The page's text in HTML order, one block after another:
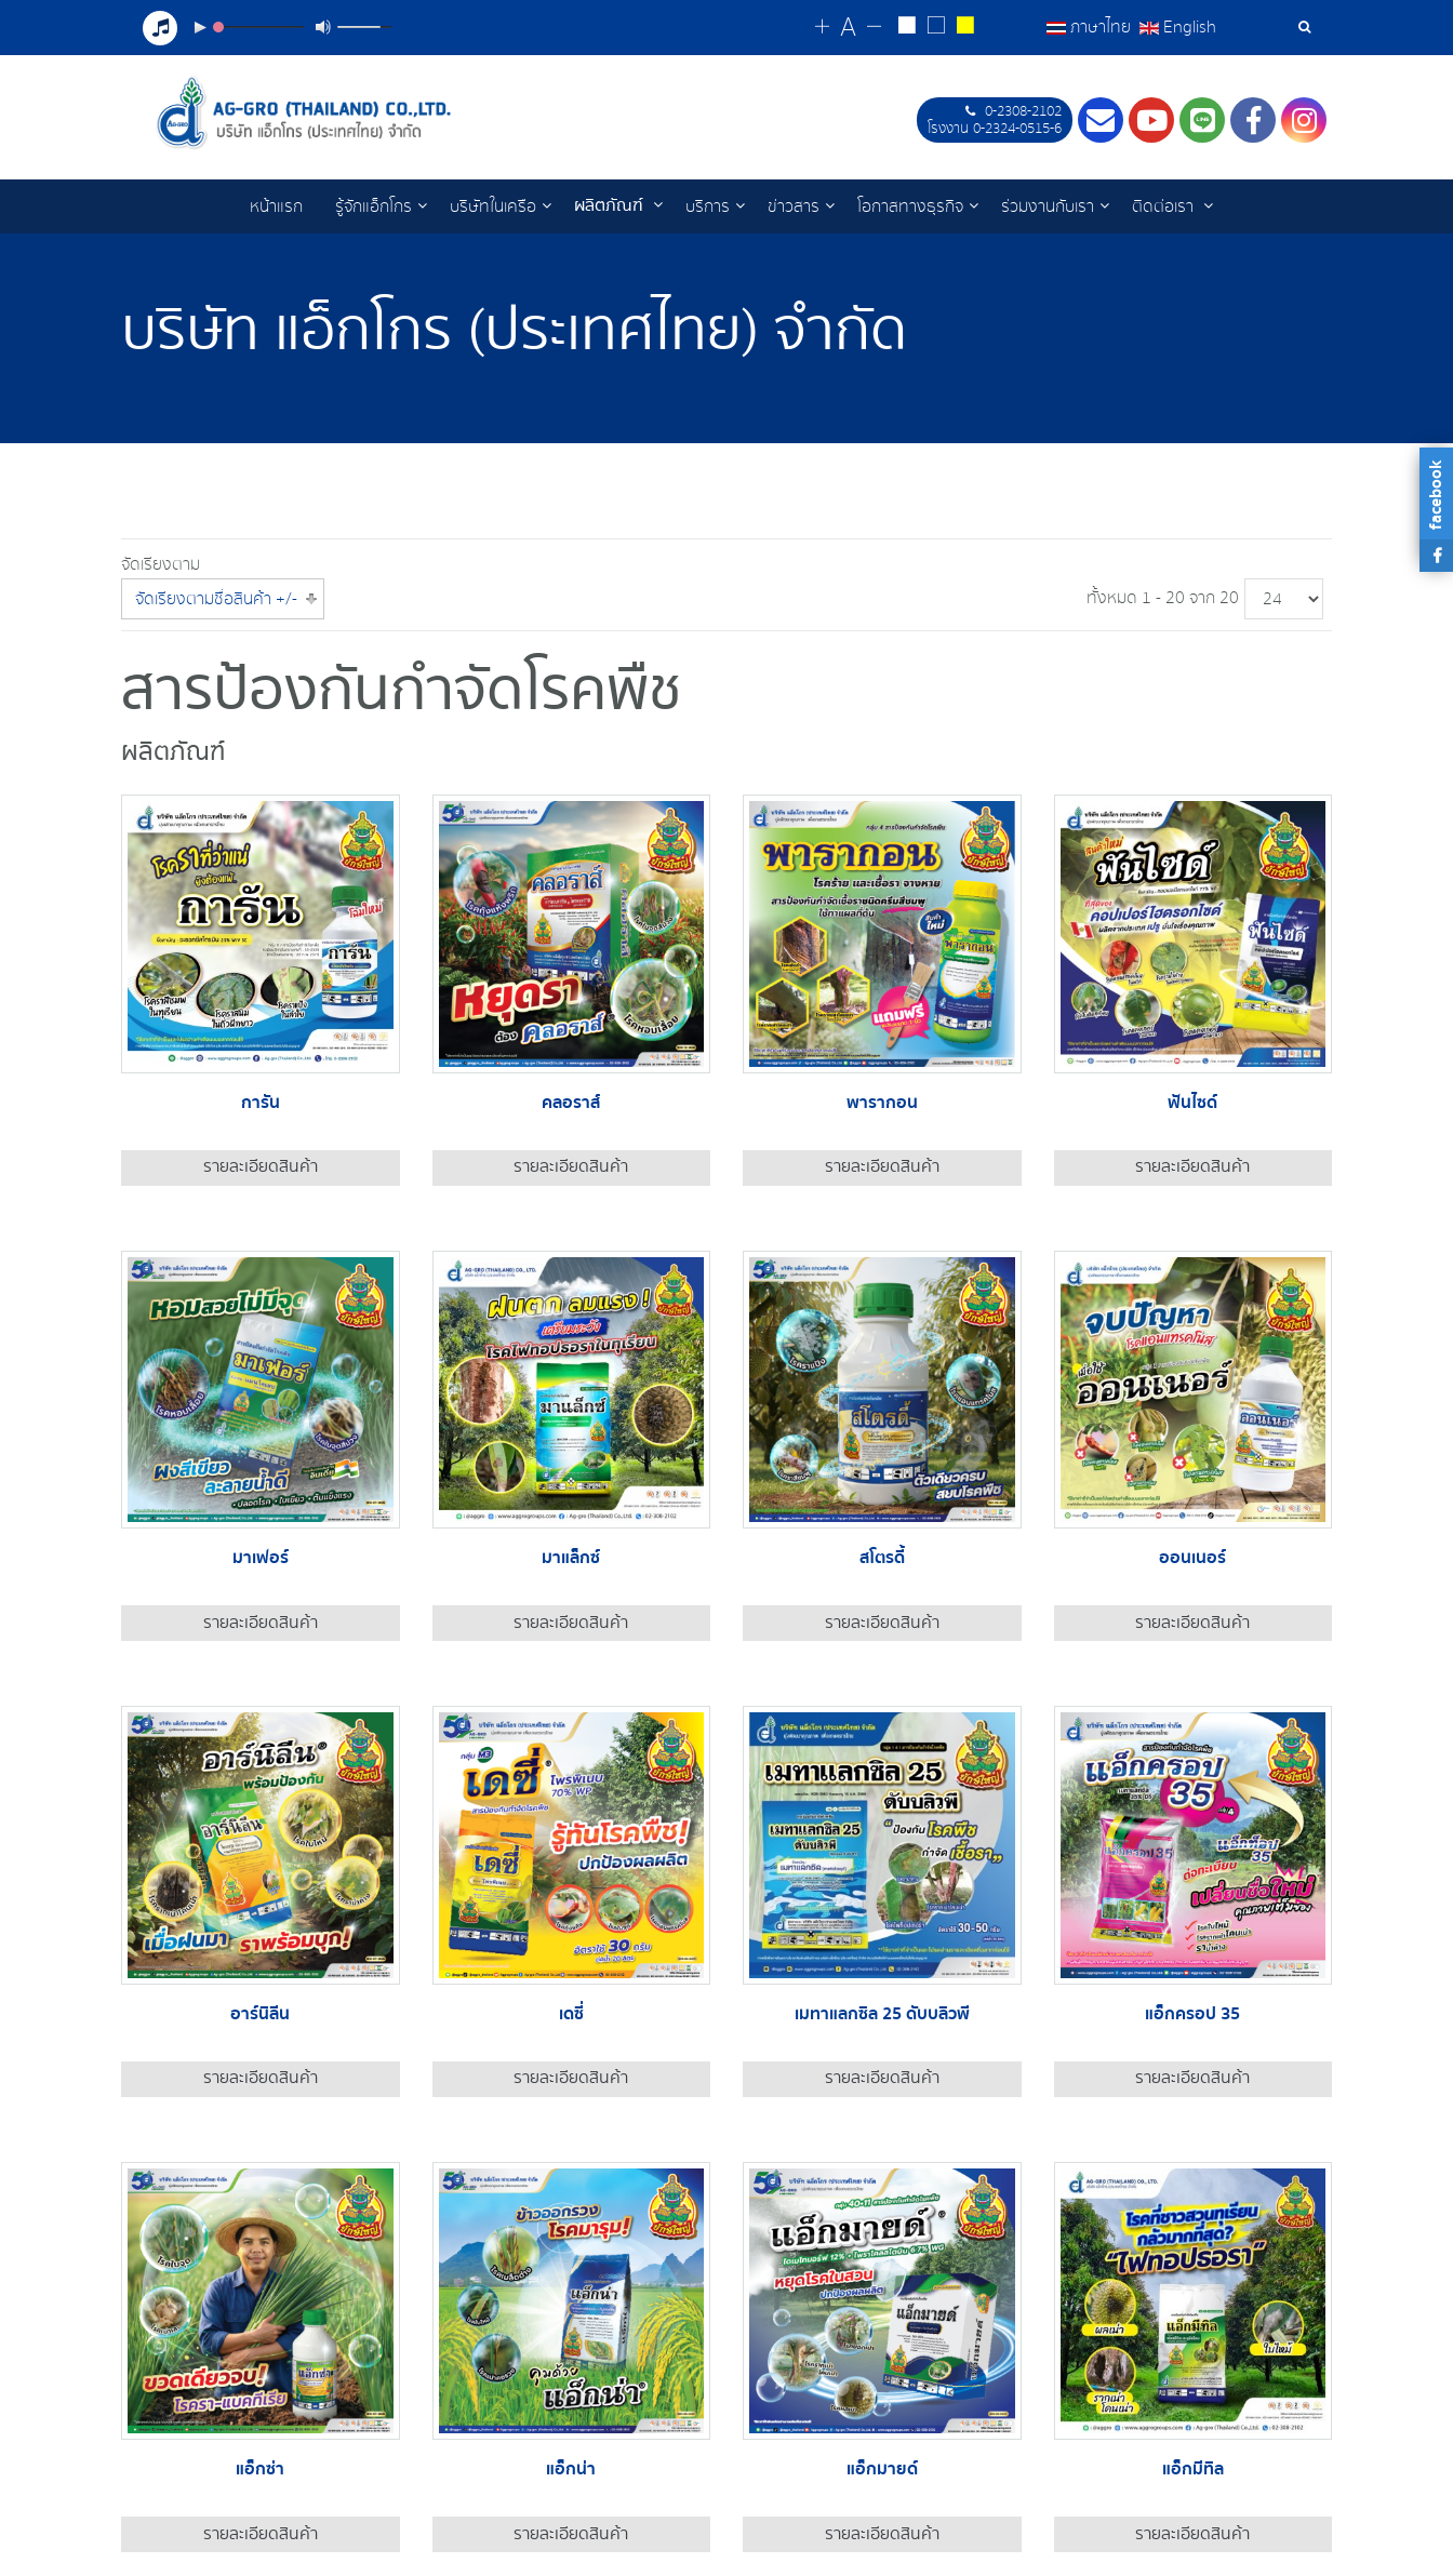
เครื่อง
ค้นหา
ภาษาไทย English
0-2308-2102
โรงงาน 0-2324-0515-6
ContactYoutube
LINEFacebookInstagram
หน้าแรก รู้จักแอ็กโกร บริษัทในเครือ ผลิตภัณฑ์ บริการ ข่าวสาร โอกาสทางธุรกิจ ร่วมงานกับเรา ติดต่อเรา
บริษัท แอ็กโกร (ประเทศไทย) จำกัด
จัดเรียงตาม
จัดเรียงตามชื่อสินค้า +/-
ทั้งหมด 1 - 20 จาก 20
สารป้องกันกำจัดโรคพืช
ผลิตภัณฑ์
การัน
รายละเอียดสินค้า
คลอราส์
รายละเอียดสินค้า
พารากอน
รายละเอียดสินค้า
ฟันไซด์
รายละเอียดสินค้า
มาเฟอร์
รายละเอียดสินค้า
มาแล็กซ์
รายละเอียดสินค้า
สโตรดี้
รายละเอียดสินค้า
ออนเนอร์
รายละเอียดสินค้า
อาร์นิลีน
รายละเอียดสินค้า
เดซี่
รายละเอียดสินค้า
เมทาแลกซิล 25 ดับบลิวพี
รายละเอียดสินค้า
แอ็กครอป 35
รายละเอียดสินค้า
แอ็กซ่า
รายละเอียดสินค้า
แอ็กน่า
รายละเอียดสินค้า
แอ็กมายด์
รายละเอียดสินค้า
แอ็กมีทิล
รายละเอียดสินค้า
facebook